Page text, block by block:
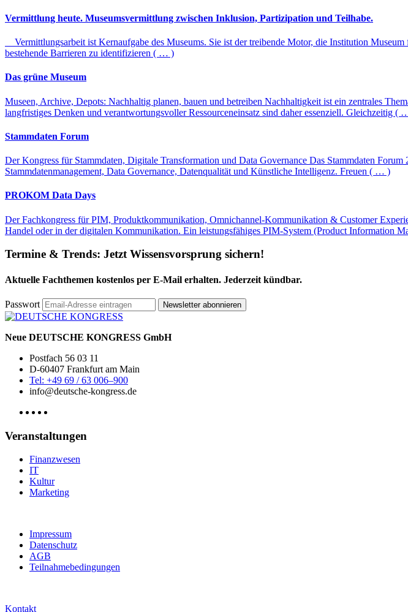
Vermittlung heute. Museumsvermittlung zwischen Inklusion, Partizipation und Teilhabe.
Vermittlungsarbeit ist Kernaufgabe des Museums. Sie ist der treibende Motor, die Institution
bestehende Barrieren zu identifizieren ( … )
Das grüne Museum
Museen, Archive, Depots: Nachhaltig planen, bauen und betreiben Nachhaltigkeit ist ein zentrales
langfristiges Denken und verantwortungsvoller Ressourceneinsatz sind daher essenziell. Gleichzeitig (
Stammdaten Forum
Der Kongress für Stammdaten, Digitale Transformation und Data Governance Das Stammdaten
Stammdatenmanagement, Data Governance, Datenqualität und Künstliche Intelligenz. Freuen ( … )
PROKOM Data Days
Der Fachkongress für PIM, Produktkommunikation, Omnichannel-Kommunikation & Customer
Handel oder in der digitalen Kommunikation. Ein leistungsfähiges PIM-System (Product Information
Termine & Trends: Jetzt Wissensvorsprung sichern!
Aktuelle Fachthemen kostenlos per E-Mail erhalten. Jederzeit kündbar.
Passwort Newsletter abonnieren
Neue DEUTSCHE KONGRESS GmbH
Postfach 56 03 11
D-60407 Frankfurt am Main
Tel: +49 69 / 63 006–900
info@deutsche-kongress.de
Veranstaltungen
Finanzwesen
IT
Kultur
Marketing
Impressum
Datenschutz
AGB
Teilnahmebedingungen
Kontakt